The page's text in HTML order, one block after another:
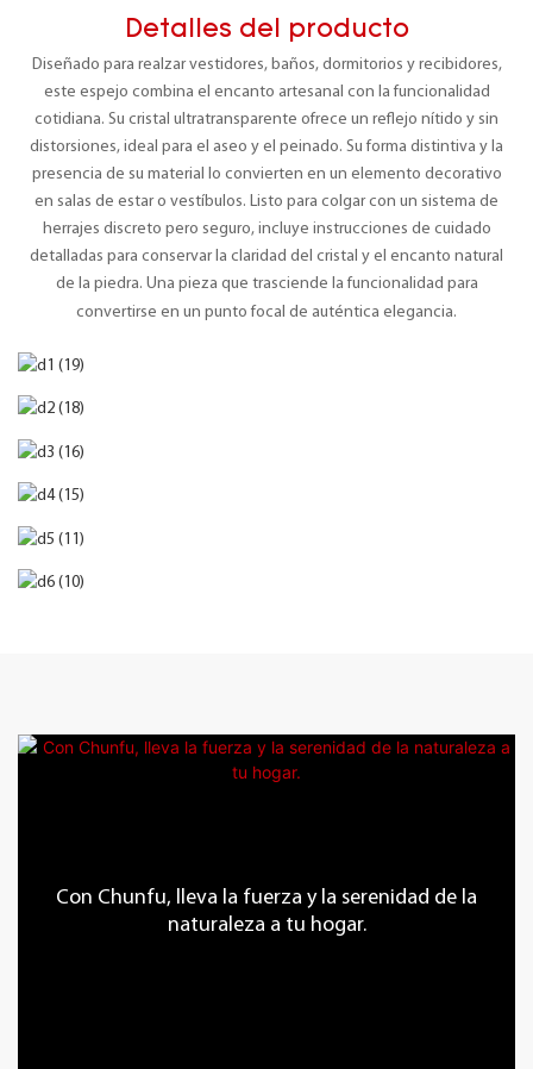
Detalles del producto
Diseñado para realzar vestidores, baños, dormitorios y recibidores,
este espejo combina el encanto artesanal con la funcionalidad
cotidiana. Su cristal ultratransparente ofrece un reflejo nítido y sin
distorsiones, ideal para el aseo y el peinado. Su forma distintiva y la
presencia de su material lo convierten en un elemento decorativo
en salas de estar o vestíbulos. Listo para colgar con un sistema de
herrajes discreto pero seguro, incluye instrucciones de cuidado
detalladas para conservar la claridad del cristal y el encanto natural
de la piedra. Una pieza que trasciende la funcionalidad para
convertirse en un punto focal de auténtica elegancia.
Con Chunfu, lleva la fuerza y ​​la serenidad de la
naturaleza a tu hogar.